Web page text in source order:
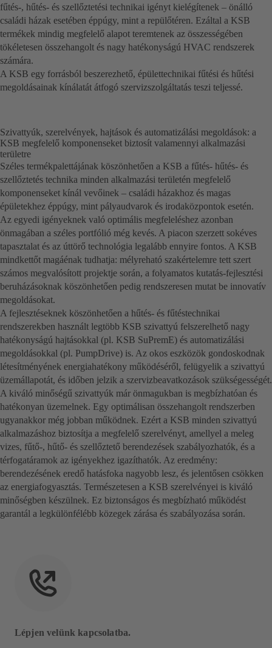
fűtés-, hűtés- és szellőztetési technikai igényt kielégítenek – önálló
családi házak esetében éppúgy, mint a repülőtéren. Ezáltal a KSB
termékek mindig megfelelő alapot teremtenek az összességében
tökéletesen összehangolt és nagy hatékonyságú HVAC rendszerek
számára.
A KSB egy forrásból beszerezhető, épülettechnikai fűtési és hűtési
megoldásainak kínálatát átfogó szervizszolgáltatás teszi teljessé.
Szivattyúk, szerelvények, hajtások és automatizálási megoldások: a
KSB megfelelő komponenseket biztosít valamennyi alkalmazási
területre
Széles termékpalettájának köszönhetően a KSB a fűtés- hűtés- és
szellőztetés technika minden alkalmazási területén megfelelő
komponenseket kínál vevőinek – családi házakhoz és magas
épületekhez éppúgy, mint pályaudvarok és irodaközpontok esetén.
Az egyedi igényeknek való optimális megfeleléshez azonban
önmagában a széles portfólió még kevés. A piacon szerzett sokéves
tapasztalat és az úttörő technológia legalább ennyire fontos. A KSB
mindkettőt magáénak tudhatja: mélyreható szakértelemre tett szert
számos megvalósított projektje során, a folyamatos kutatás-fejlesztési
beruházásoknak köszönhetően pedig rendszeresen mutat be innovatív
megoldásokat.
A fejlesztéseknek köszönhetően a hűtés- és fűtéstechnikai
rendszerekben használt legtöbb KSB szivattyú felszerelhető nagy
hatékonyságú hajtásokkal (pl. KSB SuPremE) és automatizálási
megoldásokkal (pl. PumpDrive) is. Az okos eszközök gondoskodnak
létesítményének energiahatékony működéséről, felügyelik a szivattyú
üzemállapotát, és időben jelzik a szervizbeavatkozások szükségességét.
A kiváló minőségű szivattyúk már önmagukban is megbízhatóan és
hatékonyan üzemelnek. Egy optimálisan összehangolt rendszerben
ugyanakkor még jobban működnek. Ezért a KSB minden szivattyú
alkalmazáshoz biztosítja a megfelelő szerelvényt, amellyel a meleg
vizes, fűtő-, hűtő- és szellőztető berendezések szabályozhatók, és a
térfogatáramok az igényekhez igazíthatók. Az eredmény:
berendezésének eredő hatásfoka nagyobb lesz, és jelentősen csökken
az energiafogyasztás. Természetesen a KSB szerelvényei is kiváló
minőségben készülnek. Ez biztonságos és megbízható működést
garantál a legkülönfélébb közegek zárása és szabályozása során.
Lépjen velünk kapcsolatba.